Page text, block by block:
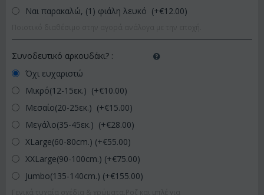
Ναι παρακαλώ, (1) φιάλη λευκό (+€12.00)
Συνοδευτικό αρκουδάκι? :
Όχι ευχαριστώ
Μικρό(12-15εκ.) (+€10.00)
Μεσαίο(20-25εκ.) (+€15.00)
Μεγάλο(35-45εκ.) (+€28.00)
XLarge(60-80cm.) (+€55.00)
XXLarge(90-100cm.) (+€75.00)
Jumbo(135-140cm.) (+€155.00)